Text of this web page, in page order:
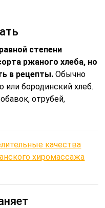
степени
ржаного хлеба, но
в рецепты. Обычно
бородинский хлеб.
отрубей,
качества
хиромассажа